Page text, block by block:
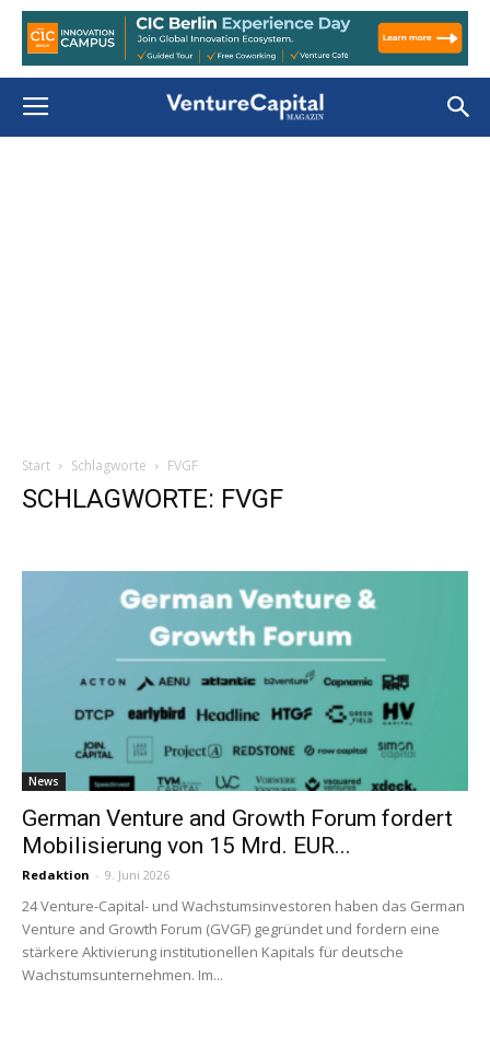
Start Schlagworte FVGF
SCHLAGWORTE: FVGF
News
German Venture and Growth Forum fordert
Mobilisierung von 15 Mrd. EUR...
Redaktion - 9. Juni 2026
24 Venture-Capital- und Wachstumsinvestoren haben das German
Venture and Growth Forum (GVGF) gegründet und fordern eine
stärkere Aktivierung institutionellen Kapitals für deutsche
Wachstumsunternehmen. Im...